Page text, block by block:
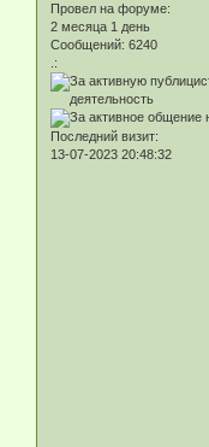
Провел на форуме:
2 месяца 1 день
Сообщений: 6240
.:
Последний визит:
13-07-2023 20:48:32